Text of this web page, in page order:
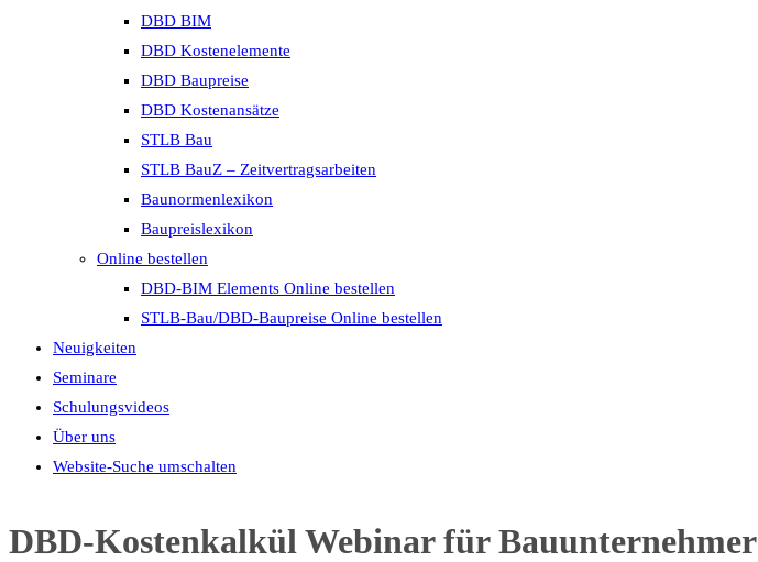
DBD BIM
DBD Kostenelemente
DBD Baupreise
DBD Kostenansätze
STLB Bau
STLB BauZ – Zeitvertragsarbeiten
Baunormenlexikon
Baupreislexikon
Online bestellen
DBD-BIM Elements Online bestellen
STLB-Bau/DBD-Baupreise Online bestellen
Neuigkeiten
Seminare
Schulungsvideos
Über uns
Website-Suche umschalten
DBD-Kostenkalkül Webinar für Bauunternehmer